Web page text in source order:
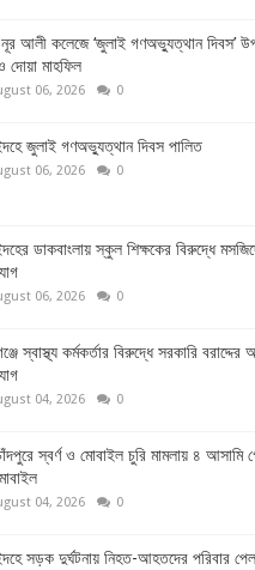
নূর আলী কলেজে ‘জুলাই গণঅভ্যুত্থান দিবস’
দোয়া মাহফিল
06, 2026 0
জুলাই গণঅভ্যুত্থান দিবস পালিত
06, 2026 0
ডাকবাংলায় স্কুল শিক্ষকের বিরুদ্ধে
06, 2026 0
স্বাস্থ্য কর্মকর্তার বিরুদ্ধে সরকারি বরাদ্দের
04, 2026 0
স্বর্ণ ও মোবাইল চুরি মামলায় ৪ আসামি
04, 2026 0
সড়ক দুর্ঘটনায় নিহত-আহতদের পরিবার